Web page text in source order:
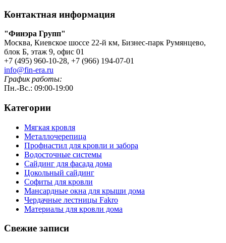
Контактная информация
"Финэра Групп"
Москва, Киевское шоссе 22-й км, Бизнес-парк Румянцево,
блок Б, этаж 9, офис 01
+7 (495) 960-10-28, +7 (966) 194-07-01
info@fin-era.ru
График работы:
Пн.-Вс.: 09:00-19:00
Категории
Мягкая кровля
Металлочерепица
Профнастил для кровли и забора
Водосточные системы
Сайдинг для фасада дома
Цокольный сайдинг
Софиты для кровли
Мансардные окна для крыши дома
Чердачные лестницы Fakro
Материалы для кровли дома
Свежие записи